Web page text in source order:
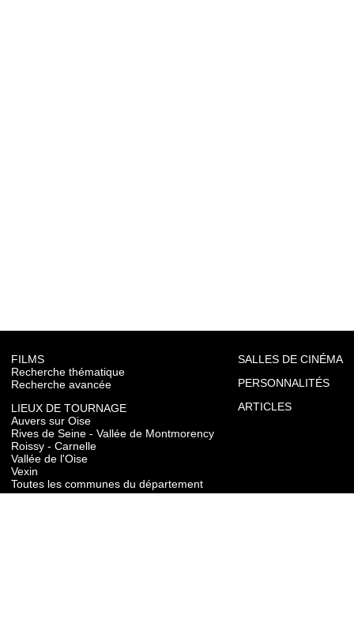
FILMS
Recherche thématique
Recherche avancée
LIEUX DE TOURNAGE
Auvers sur Oise
Rives de Seine - Vallée de Montmorency
Roissy - Carnelle
Vallée de l'Oise
Vexin
Toutes les communes du département
SALLES DE CINÉMA
PERSONNALITÉS
ARTICLES